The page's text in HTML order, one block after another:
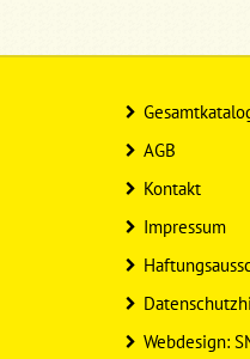
AGB
Kontakt
Impressum
Webdesign: